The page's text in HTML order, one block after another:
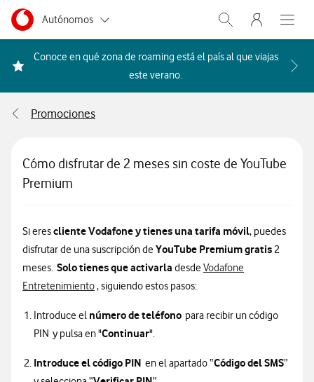
Ir a la pagina principal de vodafone.es
Menu navegación Segmento
Autónomos
Pymes
Abrir buscador.
Menu
Abre
Conoce en qué zona de roaming está el país al que viajas
este verano. Acceder a la FAQ Qué
Promociones
Cómo disfrutar de 2 meses sin coste de YouTube
Premium
Si erescliente Vodafone y tienes una tarifa móvil, puedes
disfrutar de una suscripción deYouTube Premium gratis 2
meses. Solo tienes que activarla desdeVodafone
EntretenimientoInformación sobre cómo activar promoción
, siguiendo estos pasos:
Introduce el número de teléfono para recibir un código
PIN y pulsa en "Continuar".
Introduce el código PIN en el apartado “Código del SMS”